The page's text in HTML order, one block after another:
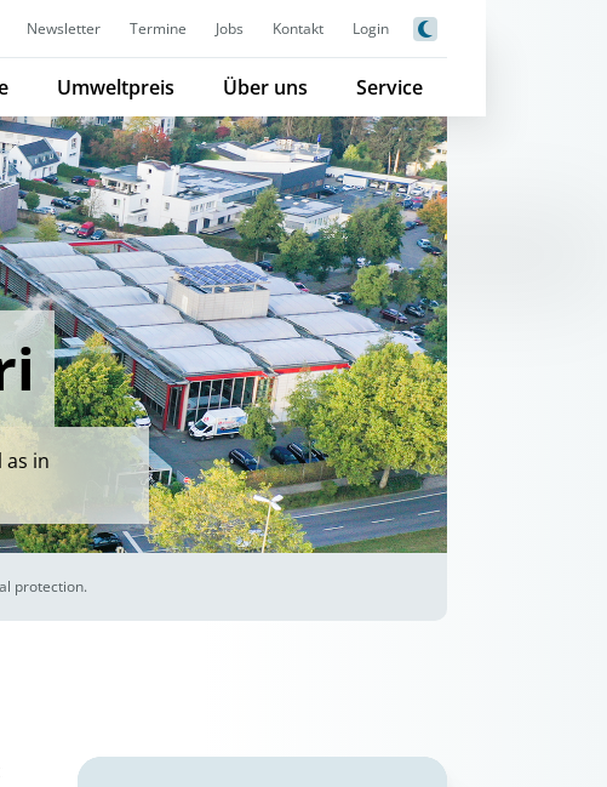
Newsletter Termine Jobs Kontakt Login
Umweltpreis Über uns Service
in
protection.